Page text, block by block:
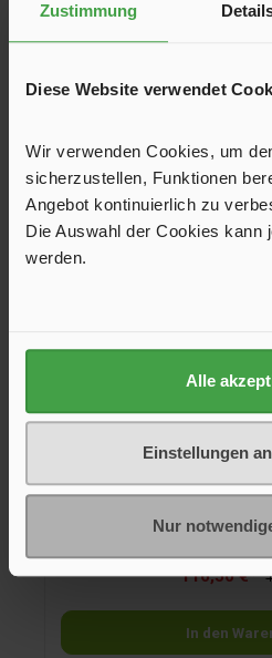
Zustimmung
Diese Website verwendet
Wir verwenden Cookies, um
sicherzustellen, Funktionen
Angebot kontinuierlich zu
Die Auswahl der Cookies kann
werden.
Alle
Einstellungen
Nur
116,50 €*
In den